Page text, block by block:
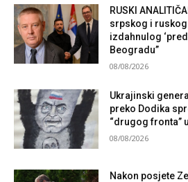
RUSKI
srpskog i
izdahnulog
Beogradu”
08/08/2026
Ukrajinski
preko Dodika
“drugog fronta”
08/08/2026
Nakon posjete